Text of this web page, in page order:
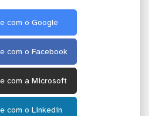
com o Google
com o Facebook
com a Microsoft
com o Linkedin